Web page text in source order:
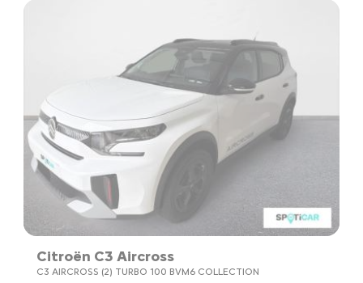
Citroën C3 Aircross
C3 AIRCROSS (2) TURBO 100 BVM6 COLLECTION